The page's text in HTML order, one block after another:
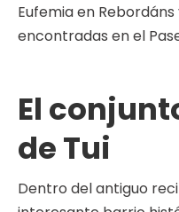
Eufemia en
encontradas en el
El
de Tui
Dentro del antiguo